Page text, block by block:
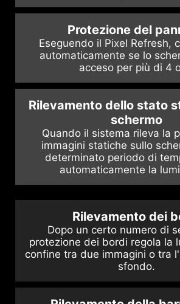
Protezione del
Eseguendo il Pixel Refresh,
automaticamente se lo
acceso per più di 4
Rilevamento dello stato
schermo
Quando il sistema rileva la
immagini statiche sullo
determinato periodo di
automaticamente la
Rilevamento dei
Dopo un certo numero di
protezione dei bordi regola la
confine tra due immagini o tra
sfondo.